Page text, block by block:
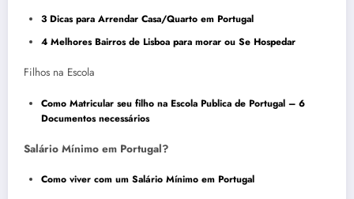
3 Dicas para Arrendar Casa/Quarto em Portugal
4 Melhores Bairros de Lisboa para morar ou Se Hospedar
Filhos na Escola
Como Matricular seu filho na Escola Publica de Portugal – 6
Documentos necessários
Salário Mínimo em Portugal?
Como viver com um Salário Mínimo em Portugal